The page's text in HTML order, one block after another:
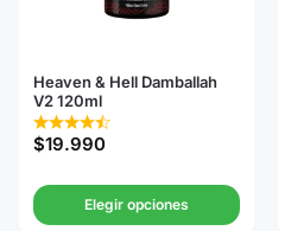
Heaven & Hell Damballah
V2 120ml
$19.990
Elegir opciones